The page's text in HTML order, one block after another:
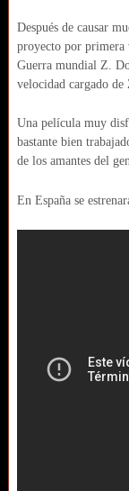
Después de causar
proyecto por primera
Guerra mundial Z.
velocidad cargado de
Una película muy
bastante bien
de los amantes del
En España se